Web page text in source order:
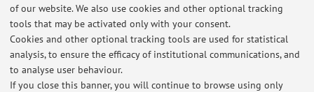
of our website. We also use cookies and other optional tracking
tools that may be activated only with your consent.
Cookies and other optional tracking tools are used for statistical
analysis, to ensure the efficacy of institutional communications, and
to analyse user behaviour.
If you close this banner, you will continue to browse using only
1 2 3 4 5
Publications prior to 2004